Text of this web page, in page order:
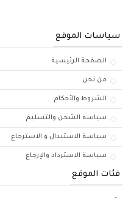
سياسات الموقع
الصفحة الرئيسية
من نحن
الشروط والأحكام
سياسه الشحن والتسليم
سياسة الاستبدال و الاسترجاع
سياسة الاسترداد والإرجاع
فئات الموقع